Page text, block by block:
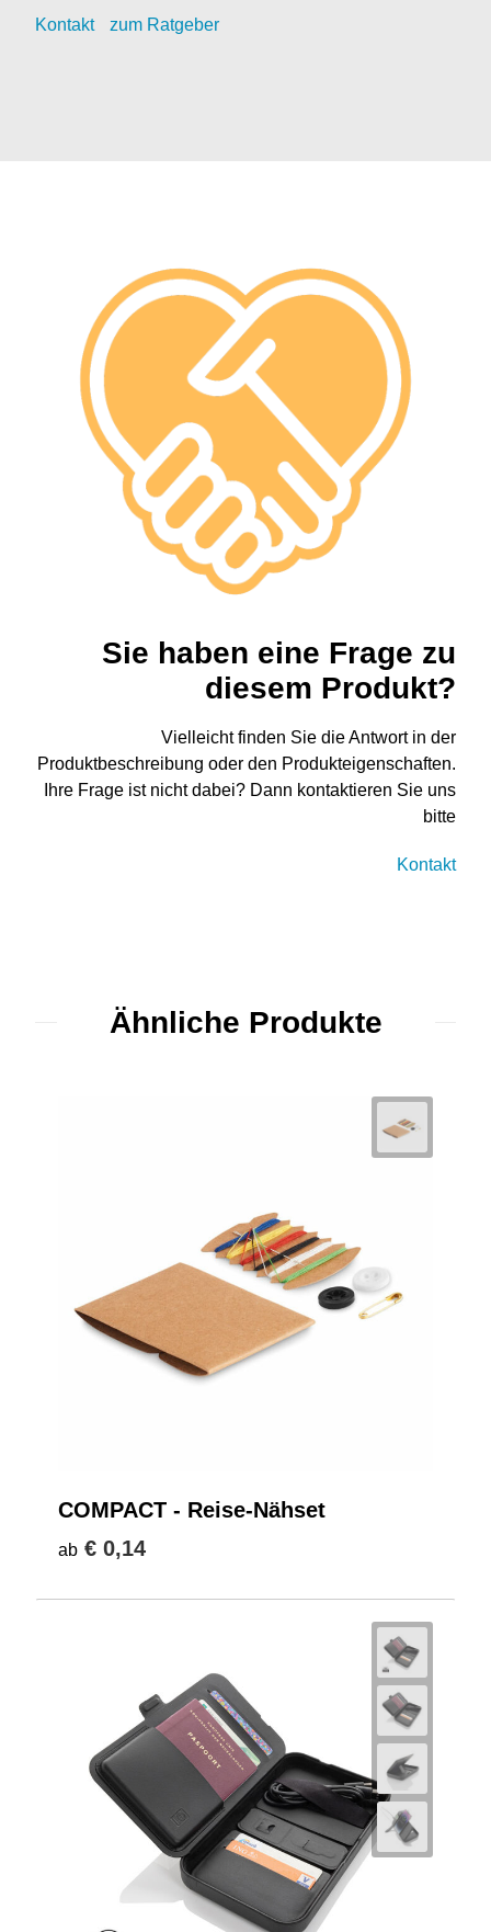
Kontakt zum Ratgeber
Sie haben eine Frage zu
diesem Produkt?
Vielleicht finden Sie die Antwort in der
Produktbeschreibung oder den Produkteigenschaften.
Ihre Frage ist nicht dabei? Dann kontaktieren Sie uns
bitte
Kontakt
Ähnliche Produkte
COMPACT - Reise-Nähset
ab € 0,14